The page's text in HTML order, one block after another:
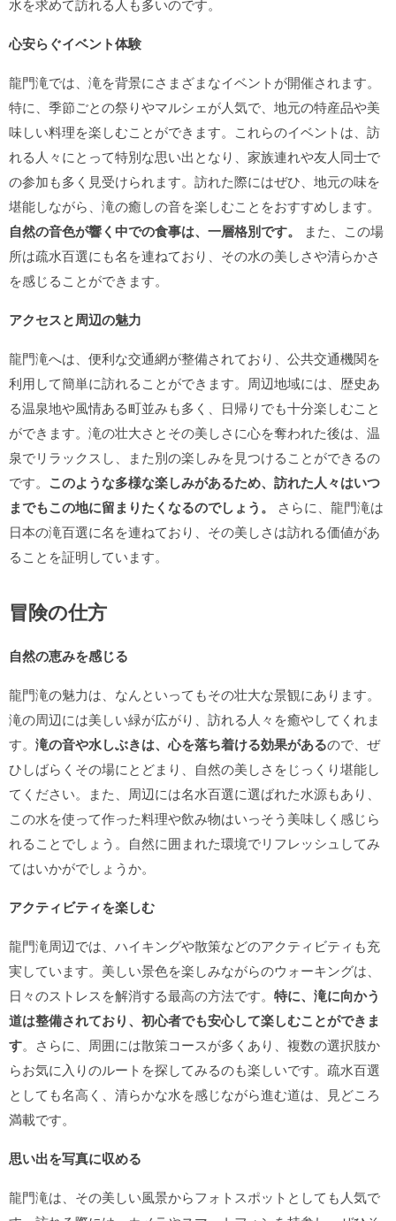
水を求めて訪れる人も多いのです。
心安らぐイベント体験
龍門滝では、滝を背景にさまざまなイベントが開催されます。
特に、季節ごとの祭りやマルシェが人気で、地元の特産品や美
味しい料理を楽しむことができます。これらのイベントは、訪
れる人々にとって特別な思い出となり、家族連れや友人同士で
の参加も多く見受けられます。訪れた際にはぜひ、地元の味を
堪能しながら、滝の癒しの音を楽しむことをおすすめします。
自然の音色が響く中での食事は、一層格別です。
また、この場
所は疏水百選にも名を連ねており、その水の美しさや清らかさ
を感じることができます。
アクセスと周辺の魅力
龍門滝へは、便利な交通網が整備されており、公共交通機関を
利用して簡単に訪れることができます。周辺地域には、歴史あ
る温泉地や風情ある町並みも多く、日帰りでも十分楽しむこと
ができます。滝の壮大さとその美しさに心を奪われた後は、温
泉でリラックスし、また別の楽しみを見つけることができるの
です。 このような多様な楽しみがあるため、訪れた人々はいつ
までもこの地に留まりたくなるのでしょう。
さらに、龍門滝は
日本の滝百選に名を連ねており、その美しさは訪れる価値があ
ることを証明しています。
冒険の仕方
自然の恵みを感じる
龍門滝の魅力は、なんといってもその壮大な景観にあります。
滝の周辺には美しい緑が広がり、訪れる人々を癒やしてくれま
す。 滝の音や水しぶきは、心を落ち着ける効果があるので、ぜ
ひしばらくその場にとどまり、自然の美しさをじっくり堪能し
てください。また、周辺には名水百選に選ばれた水源もあり、
この水を使って作った料理や飲み物はいっそう美味しく感じら
れることでしょう。自然に囲まれた環境でリフレッシュしてみ
てはいかがでしょうか。
アクティビティを楽しむ
龍門滝周辺では、ハイキングや散策などのアクティビティも充
実しています。美しい景色を楽しみながらのウォーキングは、
日々のストレスを解消する最高の方法です。 特に、滝に向かう
道は整備されており、初心者でも安心して楽しむことができま
す。さらに、周囲には散策コースが多くあり、複数の選択肢か
らお気に入りのルートを探してみるのも楽しいです。疏水百選
としても名高く、清らかな水を感じながら進む道は、見どころ
満載です。
思い出を写真に収める
龍門滝は、その美しい風景からフォトスポットとしても人気で